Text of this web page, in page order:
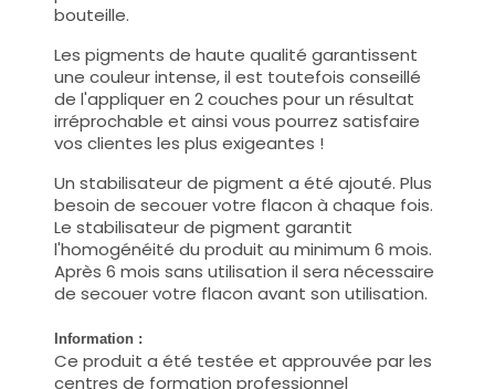
bouteille.
Les pigments de haute qualité garantissent
une couleur intense, il est toutefois conseillé
de l'appliquer en 2 couches pour un résultat
irréprochable et ainsi vous pourrez satisfaire
vos clientes les plus exigeantes !
Un stabilisateur de pigment a été ajouté. Plus
besoin de secouer votre flacon à chaque fois.
Le stabilisateur de pigment garantit
l'homogénéité du produit au minimum 6 mois.
Après 6 mois sans utilisation il sera nécessaire
de secouer votre flacon avant son utilisation.
Information :
Ce produit a été testée et approuvée par les
centres de formation professionnel